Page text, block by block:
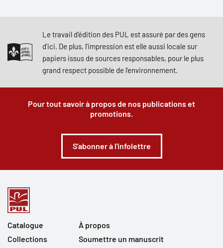
Le travail d'édition des PUL est assuré par des gens
d'ici. De plus, l'impression est elle aussi locale sur
papiers issus de sources responsables, pour le plus
grand respect possible de l'environnement.
Pour tout savoir à propos de nos publications et
promotions.
S'abonner à l'infolettre
Catalogue
Collections
À propos
Soumettre un manuscrit